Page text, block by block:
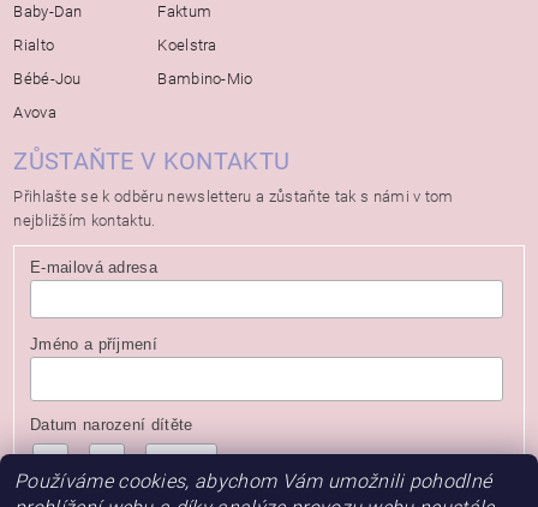
Baby-Dan
Rialto
Bébé-Jou
Avova
Faktum
Koelstra
Bambino-Mio
ZŮSTAŇTE V KONTAKTU
Přihlašte se k odběru newsletteru a zůstaňte tak s námi v tom
nejbližším kontaktu.
E-mailová adresa
Jméno a příjmení
Datum narození dítěte
Používáme cookies, abychom Vám umožnili pohodlné